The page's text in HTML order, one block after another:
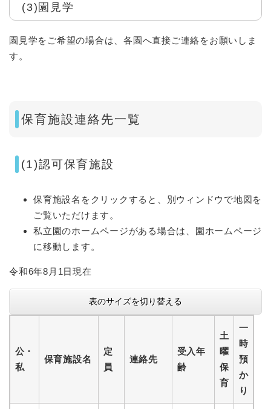
(3)園見学
園見学をご希望の場合は、各園へ直接ご連絡をお願いしま
す。
保育施設連絡先一覧
(1)認可保育施設
保育施設名をクリックすると、別ウィンドウで地図を
ご覧いただけます。
私立園のホームページがある場合は、園ホームページ
に移動します。
令和6年8月1日現在
表のサイズを切り替える
公・
私
保育施設名
定
員
連絡先
受入年
齢
土
曜
保
育
一
時
預
か
り